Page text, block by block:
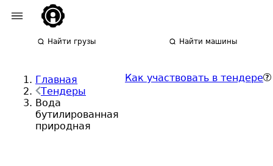
Найти грузы Найти машины
Главная
Тендеры
Вода
бутилированная
природная
Как участвовать в тендере